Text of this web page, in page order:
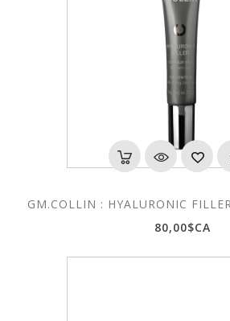
GM.COLLIN : HYALURONIC
80,00$CA